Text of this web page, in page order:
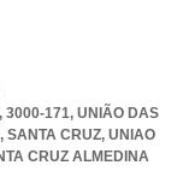
3000-171, UNIÃO DAS
SANTA CRUZ, UNIAO
CRUZ ALMEDINA